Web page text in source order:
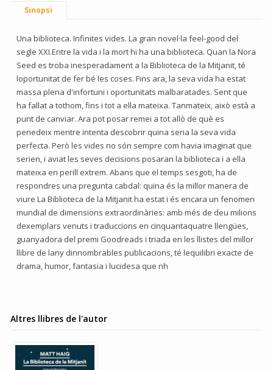
Sinopsi
Una biblioteca. Infinites vides. La gran novel·la feel-good del
segle XXI.Entre la vida i la mort hi ha una biblioteca. Quan la Nora
Seed es troba inesperadament a la Biblioteca de la Mitjanit, té
loportunitat de fer bé les coses. Fins ara, la seva vida ha estat
massa plena d'infortuni i oportunitats malbaratades. Sent que
ha fallat a tothom, fins i tot a ella mateixa. Tanmateix, això està a
punt de canviar. Ara pot posar remei a tot allò de què es
penedeix mentre intenta descobrir quina seria la seva vida
perfecta. Però les vides no són sempre com havia imaginat que
serien, i aviat les seves decisions posaran la biblioteca i a ella
mateixa en perill extrem. Abans que el temps sesgoti, ha de
respondres una pregunta cabdal: quina és la millor manera de
viure La Biblioteca de la Mitjanit ha estat i és encara un fenomen
mundial de dimensions extraordinàries: amb més de deu milions
dexemplars venuts i traduccions en cinquantaquatre llengües,
guanyadora del premi Goodreads i triada en les llistes del millor
llibre de lany dinnombrables publicacions, té lequilibri exacte de
drama, humor, fantasia i lucidesa que nh
Altres llibres de l'autor